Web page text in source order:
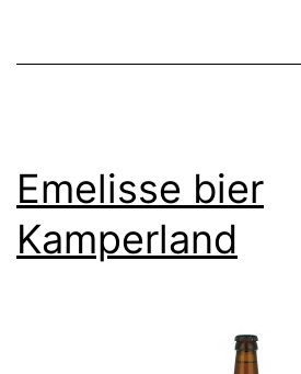
Emelisse bier
Kamperland